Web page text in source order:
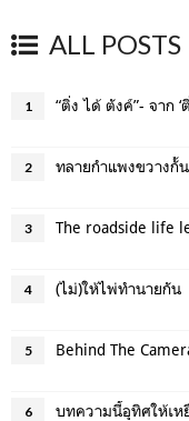
ALL POSTS
1
2
3
4 (ไม่)ให้ไพ่ทำนายกัน
5 Behind The
6 บทความนี้อุทิศให้เ